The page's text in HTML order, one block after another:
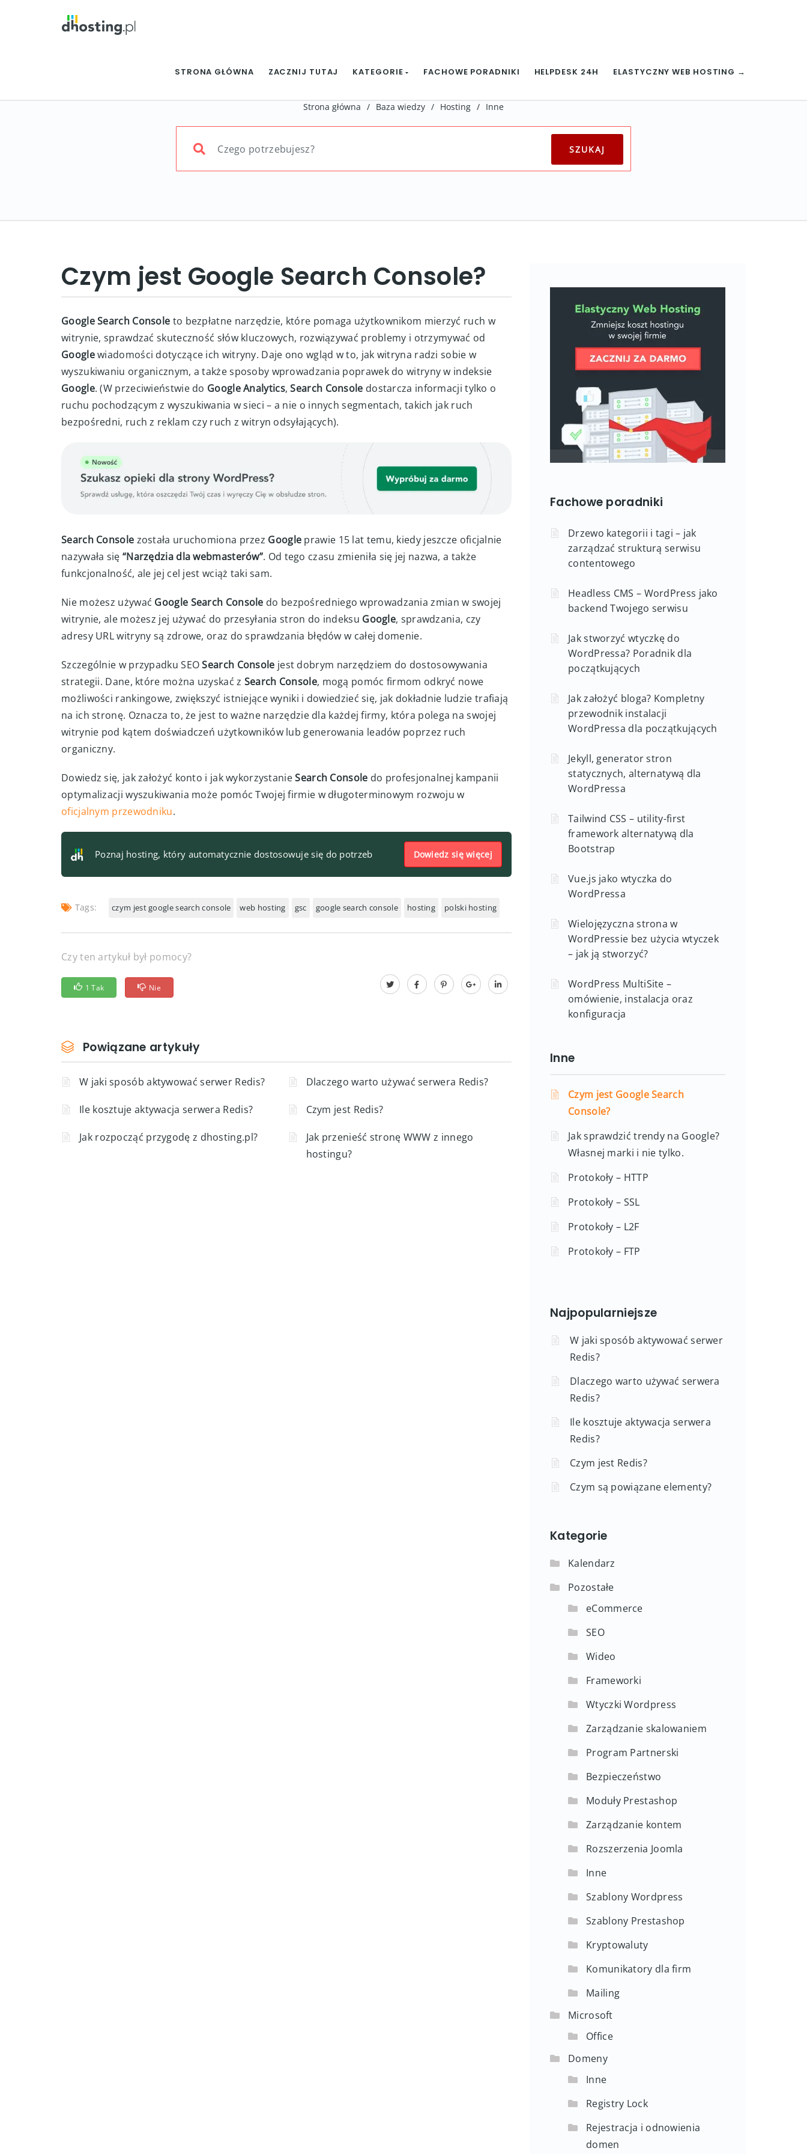
STRONA GŁÓWNA ZACZNIJ TUTAJ KATEGORIE FACHOWE PORADNIKI HELPDESK 24H ELASTYCZNY WEB HOSTING →
Strona główna / Baza wiedzy / Hosting / Inne
Czym jest Google Search Console?
Google Search Console to bezpłatne narzędzie, które pomaga użytkownikom mierzyć ruch w
witrynie, sprawdzać skuteczność słów kluczowych, rozwiązywać problemy i otrzymywać od
Googlewiadomości dotyczące ich witryny. Daje ono wgląd w to, jak witryna radzi sobie w
wyszukiwaniu organicznym, a także sposoby wprowadzania poprawek do witryny w indeksie
Google. (W przeciwieństwie do Google Analytics,Search Console dostarcza informacji tylko o
ruchu pochodzącym z wyszukiwania w sieci – a nie o innych segmentach, takich jak ruch
bezpośredni, ruch z reklam czy ruch z witryn odsyłających).
Search Console została uruchomiona przez Google prawie 15 lat temu, kiedy jeszcze oficjalnie
nazywała się “Narzędzia dla webmasterów”. Od tego czasu zmieniła się jej nazwa, a także
funkcjonalność, ale jej cel jest wciąż taki sam.
Nie możesz używać Google Search Console do bezpośredniego wprowadzania zmian w swojej
witrynie, ale możesz jej używać do przesyłania stron do indeksu Google, sprawdzania, czy
adresy URL witryny są zdrowe, oraz do sprawdzania błędów w całej domenie.
Szczególnie w przypadku SEOSearch Console jest dobrym narzędziem do dostosowywania
strategii. Dane, które można uzyskać z Search Console, mogą pomóc firmom odkryć nowe
możliwości rankingowe, zwiększyć istniejące wyniki i dowiedzieć się, jak dokładnie ludzie trafiają
na ich stronę. Oznacza to, że jest to ważne narzędzie dla każdej firmy, która polega na swojej
witrynie pod kątem doświadczeń użytkowników lub generowania leadów poprzez ruch
organiczny.
Dowiedz się, jak założyć konto i jak wykorzystanieSearch Console do profesjonalnej kampanii
optymalizacji wyszukiwania może pomóc Twojej firmie w długoterminowym rozwoju w
oficjalnym przewodniku.
Poznaj hosting, który automatycznie dostosowuje się do potrzeb Dowiedz się więcej
Tags: czym jest google search console web hosting gsc google search console hosting polski hosting
Czy ten artykuł był pomocy?
1 Tak Nie
Powiązane artykuły
W jaki sposób aktywować serwer Redis? Dlaczego warto używać serwera Redis?
Ile kosztuje aktywacja serwera Redis? Czym jest Redis?
Jak rozpocząć przygodę z dhosting.pl?
Jak przenieść stronę WWW z innego
hostingu?
Fachowe poradniki
Drzewo kategorii i tagi – jak
zarządzać strukturą serwisu
contentowego
Headless CMS – WordPress jako
backend Twojego serwisu
Jak stworzyć wtyczkę do
WordPressa? Poradnik dla
początkujących
Jak założyć bloga? Kompletny
przewodnik instalacji
WordPressa dla początkujących
Jekyll, generator stron
statycznych, alternatywą dla
WordPressa
Tailwind CSS – utility-first
framework alternatywą dla
Bootstrap
Vue.js jako wtyczka do
WordPressa
Wielojęzyczna strona w
WordPressie bez użycia wtyczek
– jak ją stworzyć?
WordPress MultiSite –
omówienie, instalacja oraz
konfiguracja
Inne
Czym jest Google Search
Console?
Jak sprawdzić trendy na Google?
Własnej marki i nie tylko.
Protokoły – HTTP
Protokoły – SSL
Protokoły – L2F
Protokoły – FTP
Najpopularniejsze
W jaki sposób aktywować serwer
Redis?
Dlaczego warto używać serwera
Redis?
Ile kosztuje aktywacja serwera
Redis?
Czym jest Redis?
Czym są powiązane elementy?
Kategorie
Kalendarz
Pozostałe
eCommerce
SEO
Wideo
Frameworki
Wtyczki Wordpress
Zarządzanie skalowaniem
Program Partnerski
Bezpieczeństwo
Moduły Prestashop
Zarządzanie kontem
Rozszerzenia Joomla
Inne
Szablony Wordpress
Szablony Prestashop
Kryptowaluty
Komunikatory dla firm
Mailing
Microsoft
Office
Domeny
Inne
Registry Lock
Rejestracja i odnowienia
domen